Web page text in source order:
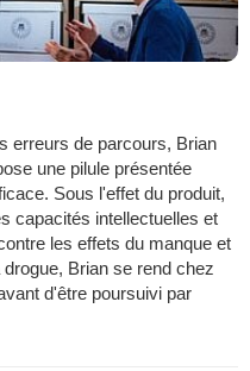
erreurs de parcours, Brian
une pilule présentée
Sous l'effet du produit,
capacités intellectuelles et
les effets du manque et
Brian se rend chez
d'être poursuivi par